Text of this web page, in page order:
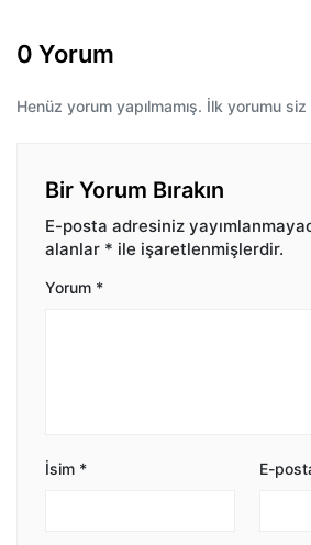
0 Yorum
Henüz yorum yapılmamış. İlk yorumu siz
Bir Yorum Bırakın
E-posta adresiniz
alanlar * ile işaretlenmişlerdir.
Yorum *
İsim * E-